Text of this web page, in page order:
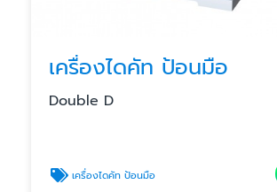
เครื่องไดคัท ป้อนมือ
Double D
เครื่องไดคัท ป้อนมือ